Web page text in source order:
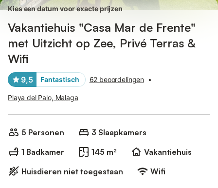
Kies een datum voor exacte prijzen
Vakantiehuis "Casa Mar de Frente"
met Uitzicht op Zee, Privé Terras &
Wifi
9,5 Fantastisch 62 beoordelingen •
Playa del Palo, Malaga
5 Personen
3 Slaapkamers
1 Badkamer
145 m²
Vakantiehuis
Huisdieren niet toegestaan
Wifi